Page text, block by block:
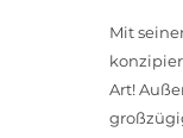
Mit
Art!